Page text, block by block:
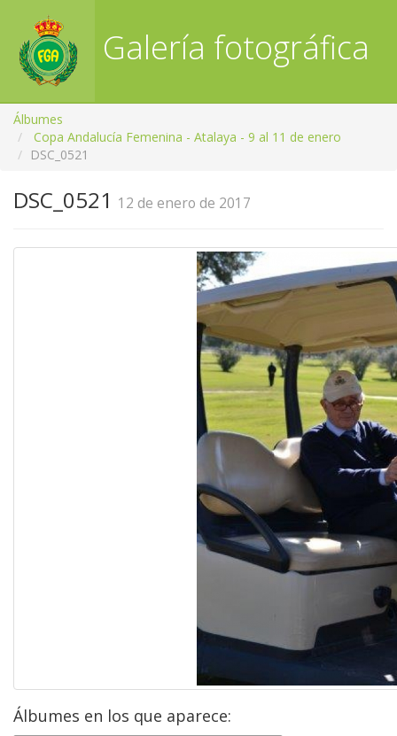
Galería fotográfica
RFGA
Álbumes
Copa Andalucía Femenina - Atalaya - 9 al 11 de enero
DSC_0521
DSC_0521 12 de enero de 2017
Álbumes en los que aparece: